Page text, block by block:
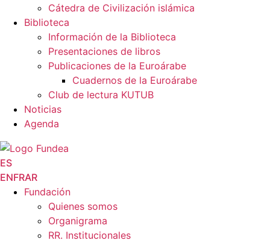
Cátedra de Civilización islámica
Biblioteca
Información de la Biblioteca
Presentaciones de libros
Publicaciones de la Euroárabe
Cuadernos de la Euroárabe
Club de lectura KUTUB
Noticias
Agenda
ES
ENFRAR
Fundación
Quienes somos
Organigrama
RR. Institucionales